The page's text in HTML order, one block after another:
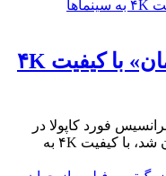
نسخه اصلی «اینک آخرالزمان» با کیفیت ۴K
فرانسیس فورد کاپولا در
سال ۱۹۷۹ که به ندرت در سینماها اکران شد، با کیفیت ۴K به